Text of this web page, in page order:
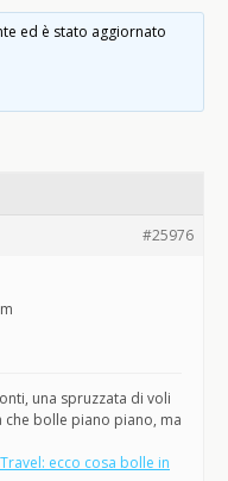
ed è stato aggiornato
#25976
una spruzzata di voli
che bolle piano piano, ma
ecco cosa bolle in